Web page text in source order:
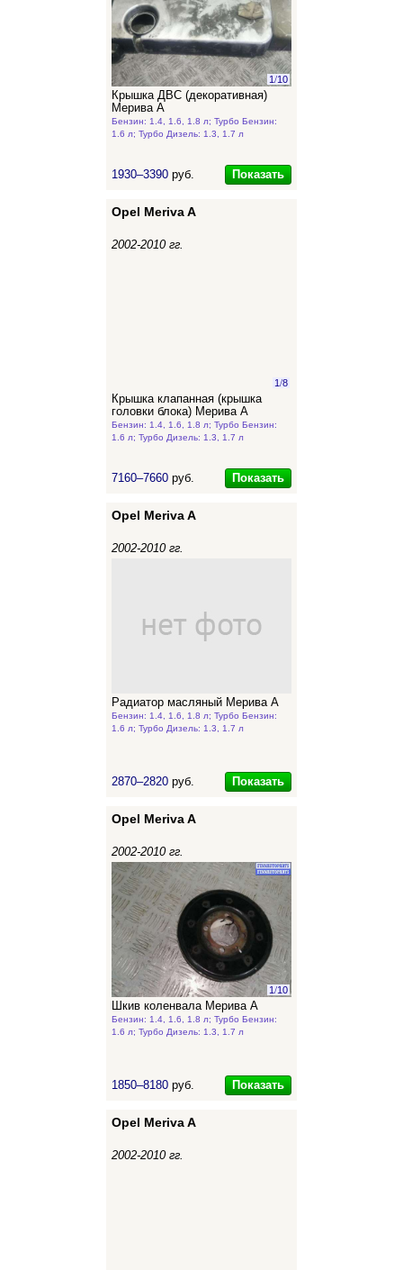
1/10
Крышка ДВС (декоративная)
Мерива А
Бензин: 1.4, 1.6, 1.8 л; Турбо Бензин:
1.6 л; Турбо Дизель: 1.3, 1.7 л
1930–3390 руб. Показать
Opel Meriva A
2002-2010 гг.
1/8
Крышка клапанная (крышка
головки блока) Мерива А
Бензин: 1.4, 1.6, 1.8 л; Турбо Бензин:
1.6 л; Турбо Дизель: 1.3, 1.7 л
7160–7660 руб. Показать
Opel Meriva A
2002-2010 гг.
Радиатор масляный Мерива А
Бензин: 1.4, 1.6, 1.8 л; Турбо Бензин:
1.6 л; Турбо Дизель: 1.3, 1.7 л
2870–2820 руб. Показать
Opel Meriva A
2002-2010 гг.
1/10
Шкив коленвала Мерива А
Бензин: 1.4, 1.6, 1.8 л; Турбо Бензин:
1.6 л; Турбо Дизель: 1.3, 1.7 л
1850–8180 руб. Показать
Opel Meriva A
2002-2010 гг.